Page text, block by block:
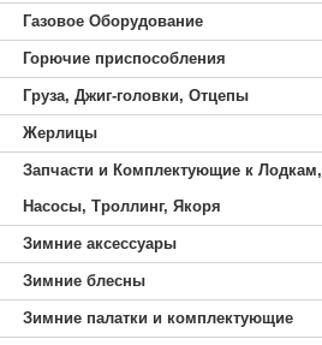
Газовое Оборудование
Горючие приспособления
Груза, Джиг-головки, Отцепы
Жерлицы
Запчасти и Комплектующие к Лодкам,
Насосы, Троллинг, Якоря
Зимние аксессуары
Зимние блесны
Зимние палатки и комплектующие